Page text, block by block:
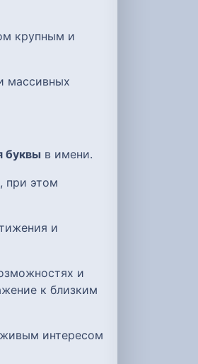
крупным и
массивных
буквы в имени.
при этом
и
и
к близким
интересом